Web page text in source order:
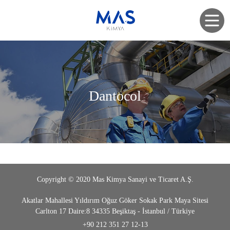
Dantocol
Copyright © 2020 Mas Kimya Sanayi ve Ticaret A.Ş.
Akatlar Mahallesi Yıldırım Oğuz Göker Sokak Park Maya Sitesi
Carlton 17 Daire:8 34335 Beşiktaş - İstanbul / Türkiye
+90 212 351 27 12-13